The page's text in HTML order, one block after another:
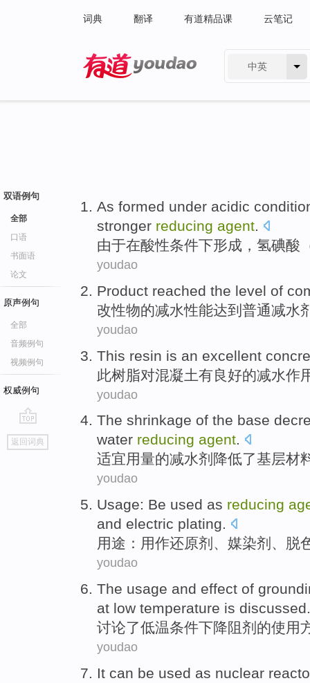
词典 翻译 有道精品课 云笔记
中英
双语例句
全部
口语
书面语
论文
原声例句
全部
音频例句
视频例句
权威例句
go
top
返回词典
As formed under acidic
stronger reducing agent.
由于在酸性条件下形成 ，氢碘酸
youdao
Product reached the level of
改性物的减水性能达到 普通减水
youdao
This resin is an excellent
此树脂对混凝土有良好的减水作
youdao
The shrinkage of the base
water reducing agent.
适宜用量的减水剂 降低了基层材
youdao
Usage: Be used as reducing
and electric plating.
用途 ： 用作还原剂 、 媒染剂 、脱
youdao
The usage and effect of
at low temperature is discussed.
讨论了低温条件下降阻 剂 的使用
youdao
It can be used as nuclear